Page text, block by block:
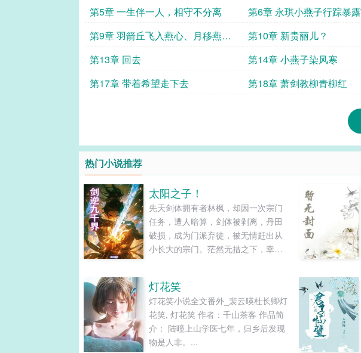
子
第5章 一生伴一人，相守不分离
第6章 永琪小燕子行踪暴露
第9章 羽箭丘飞入燕心、月移燕影
惊琪梦
第10章 新贵丽儿？
第13章 回去
第14章 小燕子染风寒
第17章 带着希望走下去
第18章 萧剑教柳青柳红
热门小说推荐
太阳之子！
先天剑体拥有者林枫，却因一次宗门
任务，遭人暗算，剑体被剥离，丹田
破损，成为门派弃徒，被无情赶出从
小长大的宗门。茫然无措之下，幸得
体。在人魔妖鬼仙神的诸天万界中，
杀出一天血路，剑逆九千界，林枫的
逆天之路，从天衍大陆开始…......
灯花笑
灯花笑小说全文番外_裴云暎杜长卿灯
花笑, 灯花笑 作者：千山茶客 作品简
介： 陆曈上山学医七年，归乡后发现
物是人非。...